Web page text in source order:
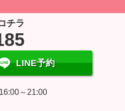
チラ
LINE予約
～21:00